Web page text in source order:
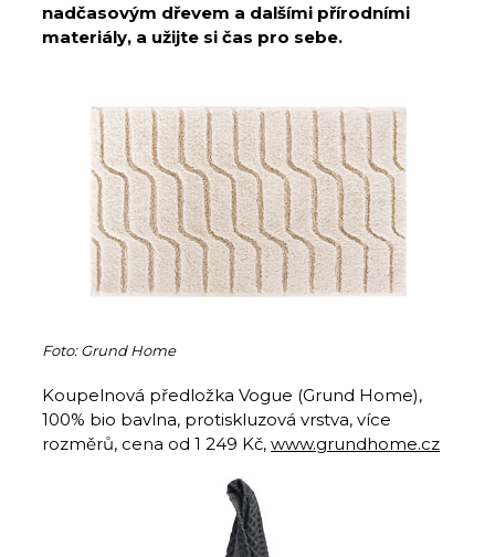
nadčasovým dřevem a dalšími přírodními
materiály, a užijte si čas pro sebe.
Foto: Grund Home
Koupelnová předložka Vogue (Grund Home),
100% bio bavlna, protiskluzová vrstva, více
rozměrů, cena od 1 249 Kč, www.grundhome.cz